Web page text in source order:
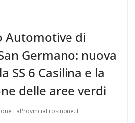
Automotive di
Germano: nuova
SS 6 Casilina e la
delle aree verdi
LaProvinciaFrosinone.it